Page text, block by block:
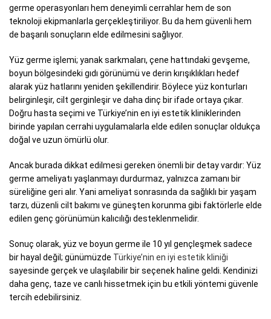
germe operasyonları hem deneyimli cerrahlar hem de son
teknoloji ekipmanlarla gerçekleştiriliyor. Bu da hem güvenli hem
de başarılı sonuçların elde edilmesini sağlıyor.
Yüz germe işlemi; yanak sarkmaları, çene hattındaki gevşeme,
boyun bölgesindeki gıdı görünümü ve derin kırışıklıkları hedef
alarak yüz hatlarını yeniden şekillendirir. Böylece yüz konturları
belirginleşir, cilt gerginleşir ve daha dinç bir ifade ortaya çıkar.
Doğru hasta seçimi ve Türkiye’nin en iyi estetik kliniklerinden
birinde yapılan cerrahi uygulamalarla elde edilen sonuçlar oldukça
doğal ve uzun ömürlü olur.
Ancak burada dikkat edilmesi gereken önemli bir detay vardır: Yüz
germe ameliyatı yaşlanmayı durdurmaz, yalnızca zamanı bir
süreliğine geri alır. Yani ameliyat sonrasında da sağlıklı bir yaşam
tarzı, düzenli cilt bakımı ve güneşten korunma gibi faktörlerle elde
edilen genç görünümün kalıcılığı desteklenmelidir.
Sonuç olarak, yüz ve boyun germe ile 10 yıl gençleşmek sadece
bir hayal değil; günümüzde Türkiye’nin en iyi estetik kliniği
sayesinde gerçek ve ulaşılabilir bir seçenek haline geldi. Kendinizi
daha genç, taze ve canlı hissetmek için bu etkili yöntemi güvenle
tercih edebilirsiniz.